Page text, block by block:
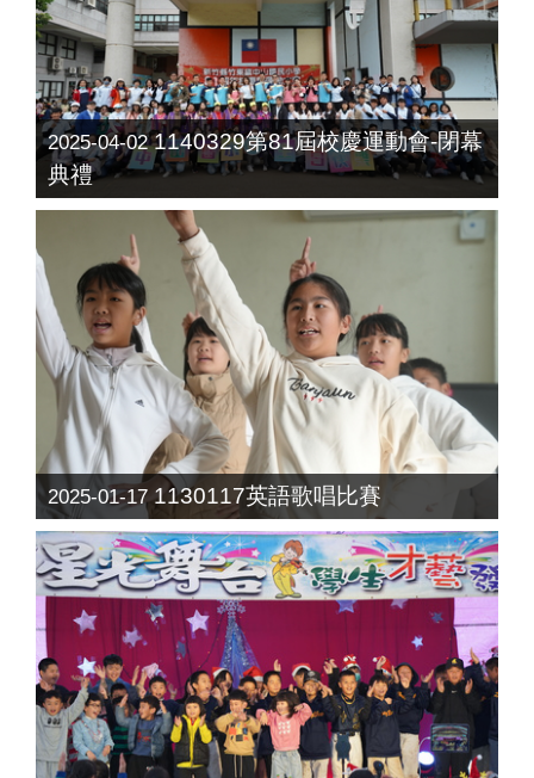
2025-04-021140329第81屆校慶運動會-閉幕
典禮
2025-01-171130117英語歌唱比賽